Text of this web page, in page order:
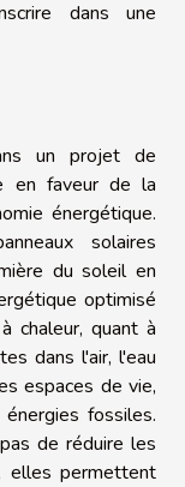
dans une
un projet de
en faveur de la
énergétique.
solaires
du soleil en
optimisé
chaleur, quant à
dans l'air, l'eau
espaces de vie,
fossiles.
de réduire les
elles permettent